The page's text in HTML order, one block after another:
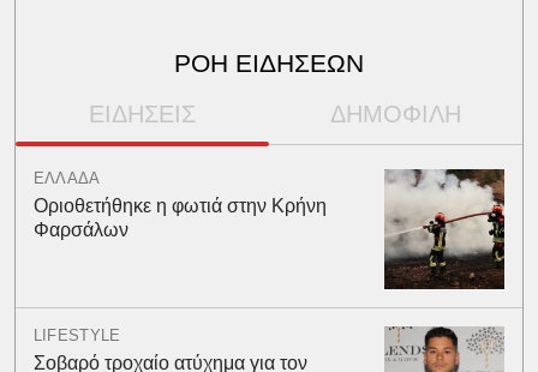
ΡΟΗ ΕΙΔΗΣΕΩΝ
ΕΙΔΗΣΕΙΣ ΔΗΜΟΦΙΛΗ
ΕΛΛΑΔΑ
Οριοθετήθηκε η φωτιά στην Κρήνη
Φαρσάλων
LIFESTYLE
Σοβαρό τροχαίο ατύχημα για τον